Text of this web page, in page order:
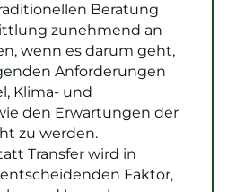
Beratung
zunehmend an
wenn es darum geht,
Anforderungen
Klima- und
den Erwartungen der
zu werden.
Transfer wird in
Faktor,